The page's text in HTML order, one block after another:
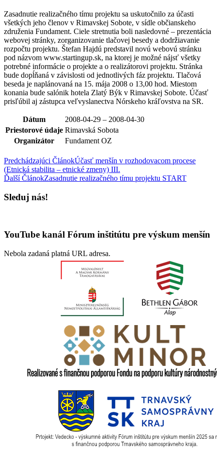
Zasadnutie realizačného tímu projektu sa uskutočnilo za účasti
všetkých jeho členov v Rimavskej Sobote, v sídle občianskeho
združenia Fundament. Ciele stretnutia boli nasledovné – prezentácia
webovej stránky, zorganizovanie tlačovej besedy a dodržiavanie
rozpočtu projektu. Štefan Hajdú predstavil novú webovú stránku
pod názvom www.startingup.sk, na ktorej je možné nájsť všetky
potrebné informácie o projekte a o realizátorovi projektu. Stránka
bude dopĺňaná v závislosti od jednotlivých fáz projektu. Tlačová
beseda je naplánovaná na 15. mája 2008 o 13,00 hod. Miestom
konania bude salónik hotela Zlatý Býk v Rimavskej Sobote. Účasť
prisľúbil aj zástupca veľvyslanectva Nórskeho kráľovstva na SR.
Dátum
2008-04-29 – 2008-04-30
Priestorové údaje Rimavská Sobota
Organizátor
Fundament OZ
Predchádzajúci ČlánokÚčasť menšín v rozhodovacom procese
(Etnická stabilita – etnické zmeny) III.
Ďalší ČlánokZasadnutie realizačného tímu projektu START
Sleduj nás!
YouTube kanál Fórum inštitútu pre výskum menšín
Nebola zadaná platná URL adresa.